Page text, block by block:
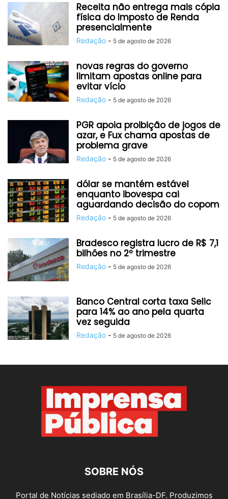
Receita não entrega mais cópia
física do Imposto de Renda
presencialmente
Redação - 5 de agosto de 2026
novas regras do governo
limitam apostas online para
evitar vício
Redação - 5 de agosto de 2026
PGR apoia proibição de jogos de
azar, e Fux chama apostas de
problema grave
Redação - 5 de agosto de 2026
dólar se mantém estável
enquanto ibovespa cai
aguardando decisão do copom
Redação - 5 de agosto de 2026
Bradesco registra lucro de R$ 7,1
bilhões no 2º trimestre
Redação - 5 de agosto de 2026
Banco Central corta taxa Selic
para 14% ao ano pela quarta
vez seguida
Redação - 5 de agosto de 2026
SOBRE NÓS
Portal de Notícias sediado em Brasília-DF. Produzimos